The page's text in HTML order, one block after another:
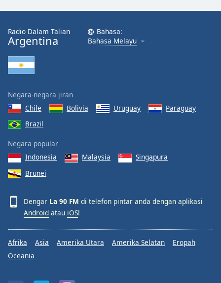
Radio Dalam Talian
Argentina
Bahasa:
Bahasa Melayu
Negara-negara jiran
Chile
Bolivia Uruguay
Paraguay
Brazil
Negara popular
Indonesia
Malaysia
Singapura
Brunei
Dengar La 90 FM di telefon pintar anda dengan aplikasi
Android atau iOS!
Afrika Asia Amerika Utara Amerika Selatan
Eropah
Oceania